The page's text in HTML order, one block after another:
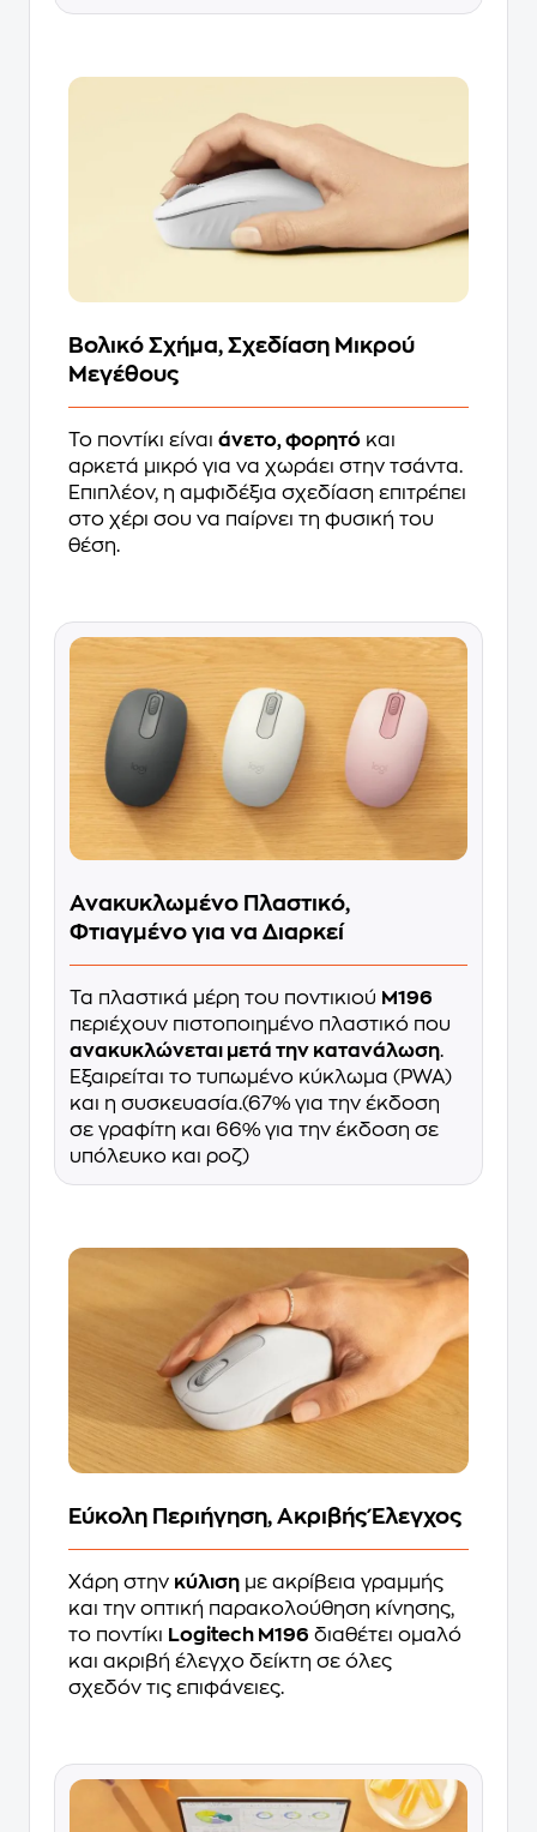
Βολικό Σχήμα, Σχεδίαση Μικρού
Μεγέθους
Το ποντίκι είναι άνετο, φορητό και
αρκετά μικρό για να χωράει στην τσάντα.
Επιπλέον, η αμφιδέξια σχεδίαση επιτρέπει
στο χέρι σου να παίρνει τη φυσική του
θέση.
Ανακυκλωμένο Πλαστικό,
Φτιαγμένο για να Διαρκεί
Τα πλαστικά μέρη του ποντικιού M196
περιέχουν πιστοποιημένο πλαστικό που
ανακυκλώνεται μετά την κατανάλωση.
Εξαιρείται το τυπωμένο κύκλωμα (PWA)
και η συσκευασία.(67% για την έκδοση
σε γραφίτη και 66% για την έκδοση σε
υπόλευκο και ροζ)
Εύκολη Περιήγηση, Ακριβής Έλεγχος
Χάρη στην κύλιση με ακρίβεια γραμμής
και την οπτική παρακολούθηση κίνησης,
το ποντίκι Logitech M196 διαθέτει ομαλό
και ακριβή έλεγχο δείκτη σε όλες
σχεδόν τις επιφάνειες.